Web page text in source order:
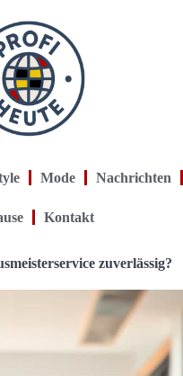
Mode Nachrichten
Kontakt
zuverlässig?